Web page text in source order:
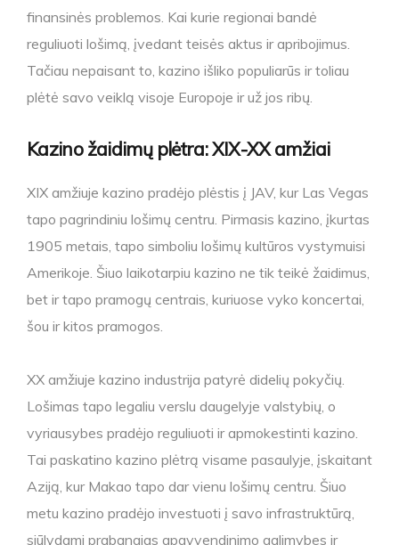
finansinės problemos. Kai kurie regionai bandė
reguliuoti lošimą, įvedant teisės aktus ir apribojimus.
Tačiau nepaisant to, kazino išliko populiarūs ir toliau
plėtė savo veiklą visoje Europoje ir už jos ribų.
Kazino žaidimų plėtra: XIX-XX amžiai
XIX amžiuje kazino pradėjo plėstis į JAV, kur Las Vegas
tapo pagrindiniu lošimų centru. Pirmasis kazino, įkurtas
1905 metais, tapo simboliu lošimų kultūros vystymuisi
Amerikoje. Šiuo laikotarpiu kazino ne tik teikė žaidimus,
bet ir tapo pramogų centrais, kuriuose vyko koncertai,
šou ir kitos pramogos.
XX amžiuje kazino industrija patyrė didelių pokyčių.
Lošimas tapo legaliu verslu daugelyje valstybių, o
vyriausybes pradėjo reguliuoti ir apmokestinti kazino.
Tai paskatino kazino plėtrą visame pasaulyje, įskaitant
Aziją, kur Makao tapo dar vienu lošimų centru. Šiuo
metu kazino pradėjo investuoti į savo infrastruktūrą,
siūlydami prabangias apgyvendinimo galimybes ir